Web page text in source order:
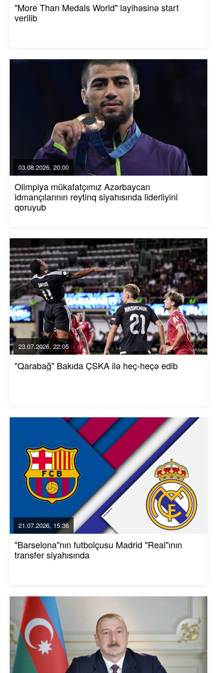
"More Than Medals World" layihəsinə start
verilib
03.08.2026, 20:00
Olimpiya mükafatçımız Azərbaycan
idmançılarının reytinq siyahısında liderliyini
qoruyub
23.07.2026, 22:05
"Qarabağ" Bakıda ÇSKA ilə heç-heçə edib
21.07.2026, 15:36
"Barselona"nın futbolçusu Madrid "Real"ının
transfer siyahısında